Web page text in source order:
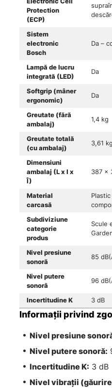
Protection
(ECP)
Sistem
electronic
Bosch
Da –
Lampă de lucru
integrată (LED)
Da
Softgrip (mâner
ergonomic)
Da
Greutate (fără
ambalaj)
1,4 kg
Greutate totală
(cu ambalaj)
3,61 kg
Dimensiuni
ambalaj (L x l x
Î)
387 x
Material
carcasă
Subdiviziune
categorie
produs
Scule
Nivel presiune
sonoră
85
Nivel putere
sonoră
96
Incertitudine K 3 dB
Informații privind
Nivel presiune
Nivel putere sonoră:
Incertitudine K: 3 dB
Nivel vibrații